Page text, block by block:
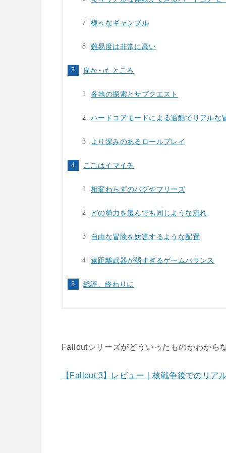
様々なギャンブル
難易度は非常に高い
良かったところ
各地の探索とサブクエスト
ハードコアモードによる過酷でリアルな
より深みのあるロールプレイ
ここはイマイチ
相変わらずのバグやフリーズ
どの勢力を選んでも同じような流れ
自由な冒険を妨害するような配置
遠距離武器が弱すぎるゲームバランス
総評、終わりに
Falloutシリーズがどういったものかわから
【Fallout 3】レビュー｜核戦争後でのリア